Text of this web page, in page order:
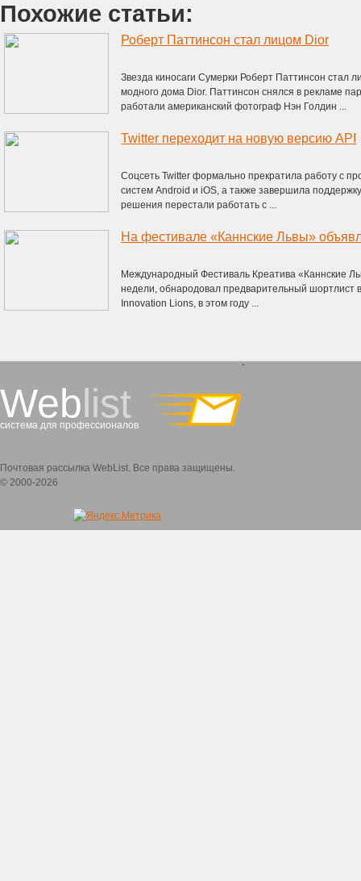
Похожие статьи:
Роберт Паттинсон стал лицом Dior
Звезда киносаги Сумерки Роберт Паттинсон стал
модного дома Dior. Паттинсон снялся в рекламе
работали американский фотограф Нэн Голдин ...
Twitter переходит на новую версию API
Соцсеть Twitter формально прекратила работу с
систем Android и iOS, а также завершила
решения перестали работать с ...
Международный Фестиваль Креатива «Каннские
недели, обнародовал предварительный шортлист
Innovation Lions, в этом году ...
Weblist
система для профессионалов
`
Почтовая рассылка WebList. Все права защищены.
© 2000-2026